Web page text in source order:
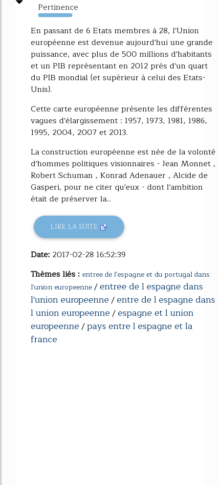
Pertinence
589%
En passant de 6 Etats membres à 28, l'Union
européenne est devenue aujourd'hui une grande
puissance, avec plus de 500 millions d'habitants
et un PIB représentant en 2012 près d'un quart
du PIB mondial (et supérieur à celui des Etats-
Unis).
Cette carte européenne présente les différentes
vagues d'élargissement : 1957, 1973, 1981, 1986,
1995, 2004, 2007 et 2013.
La construction européenne est née de la volonté
d'hommes politiques visionnaires - Jean Monnet ,
Robert Schuman , Konrad Adenauer , Alcide de
Gasperi, pour ne citer qu'eux - dont l'ambition
était de préserver la...
LIRE LA SUITE
Date: 2017-02-28 16:52:39
Thèmes liés : entree de l'espagne et du portugal dans
l'union europeenne/entree de l espagne dans
l'union europeenne/entre de l espagne dans
l union europeenne/espagne et l union
europeenne/pays entre l espagne et la
france